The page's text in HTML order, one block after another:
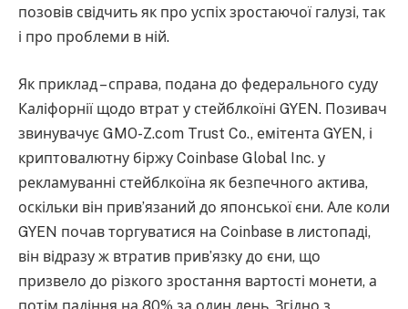
позовів свідчить як про успіх зростаючої галузі, так
і про проблеми в ній.
Як приклад – справа, подана до федерального суду
Каліфорнії щодо втрат у стейблкоїні GYEN. Позивач
звинувачує GMO-Z.com Trust Co., емітента GYEN, і
криптовалютну біржу Coinbase Global Inc. у
рекламуванні стейблкоїна як безпечного актива,
оскільки він прив’язаний до японської єни. Але коли
GYEN почав торгуватися на Coinbase в листопаді,
він відразу ж втратив прив’язку до єни, що
призвело до різкого зростання вартості монети, а
потім падіння на 80% за один день. Згідно з